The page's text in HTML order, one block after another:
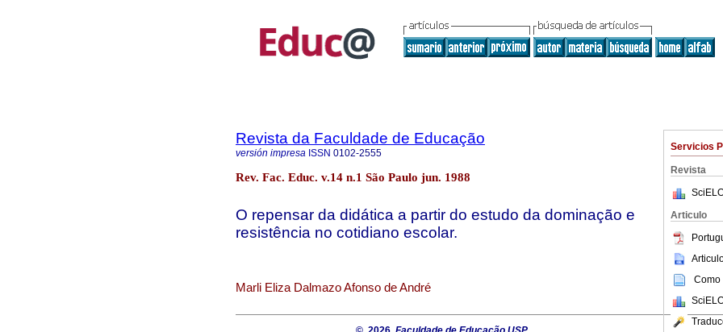
Servicios
Revista
Articulo
Como
Revista da Faculdade de Educação
versión impresa ISSN 0102-2555
Rev. Fac. Educ. v.14 n.1 São Paulo jun. 1988
O repensar da didática a partir do estudo da dominação e
resistência no cotidiano escolar.
Marli Eliza Dalmazo Afonso de André